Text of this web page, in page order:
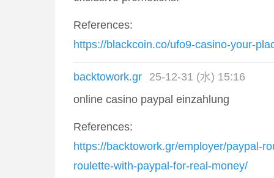
References:
https://blackcoin.co/ufo9-casino-your-
backtowork.gr
25-12-31 (水) 15:16
online casino paypal einzahlung
References:
https://backtowork.gr/employer/paypal-
roulette-with-paypal-for-real-money/